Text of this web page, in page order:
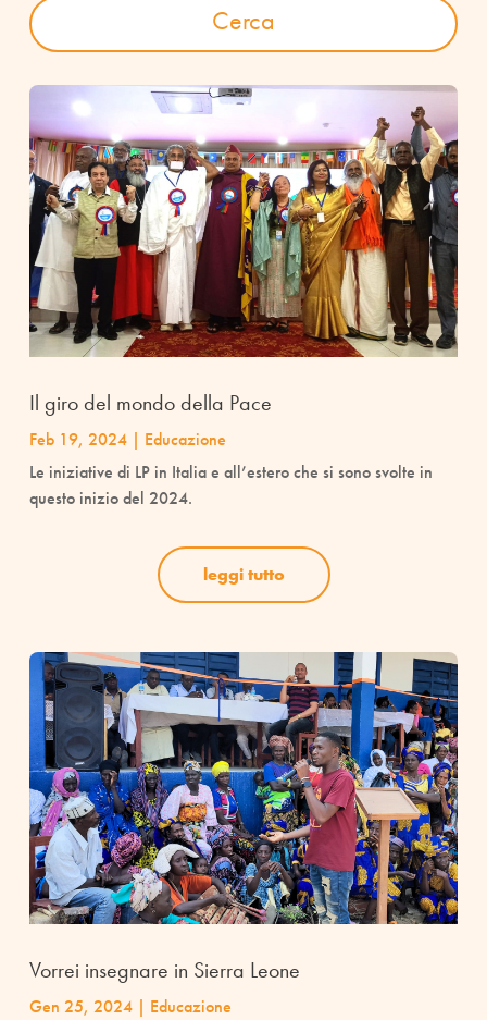
Il giro del mondo della Pace
Feb 19, 2024| Educazione
Le iniziative di LP in Italia e all’estero che si sono svolte in
questo inizio del 2024.
leggi tutto
Vorrei insegnare in Sierra Leone
Gen 25, 2024| Educazione